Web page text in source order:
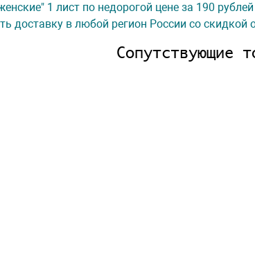
1 лист по недорогой цене за 190
доставку в любой регион России со
Сопутствующие